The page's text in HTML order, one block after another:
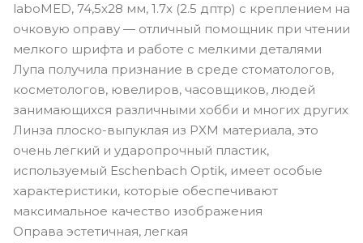
laboMED, 74,5x28 мм, 1.7x (2.5 дптр) с креплением на
очковую оправу — отличный помощник при чтении
мелкого шрифта и работе с мелкими деталями
Лупа получила признание в среде стоматологов,
косметологов, ювелиров, часовщиков, людей
занимающихся различными хобби и многих других
Линза плоско-выпуклая из PXM материала, это
очень легкий и ударопрочный пластик,
используемый Eschenbach Optik, имеет особые
характеристики, которые обеспечивают
максимальное качество изображения
Оправа эстетичная, легкая